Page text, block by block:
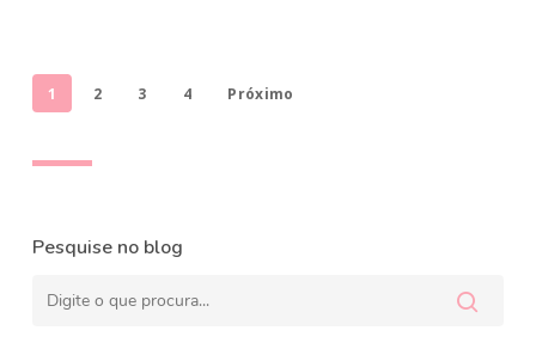
1 2 3 4 Próximo
Pesquise no blog